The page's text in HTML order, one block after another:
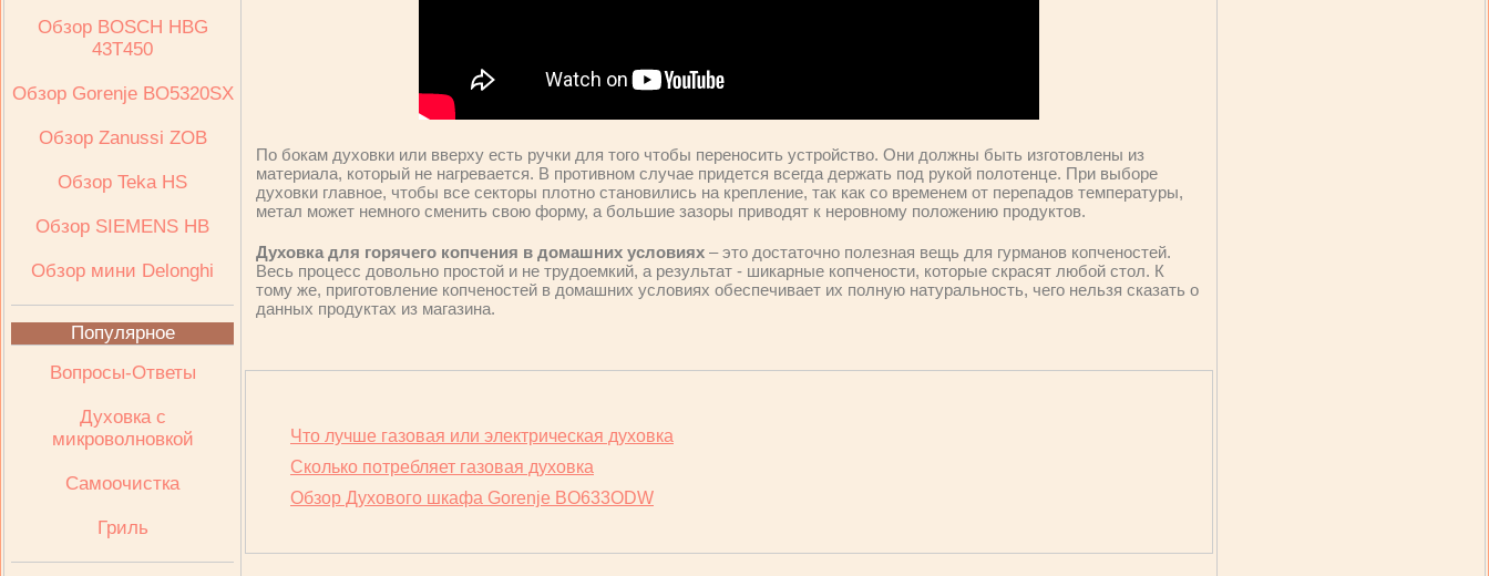
Обзор BOSCH HBG
43T450
Обзор Gorenje BO5320SX
Обзор Zanussi ZOB
Обзор Teka HS
Обзор SIEMENS HB
Обзор мини Delonghi
Популярное
Вопросы-Ответы
Духовка с
микроволновкой
Самоочистка
Гриль
По бокам духовки или вверху есть ручки для того чтобы переносить устройство. Они должны быть изготовлены из
материала, который не нагревается. В противном случае придется всегда держать под рукой полотенце. При выборе
духовки главное, чтобы все секторы плотно становились на крепление, так как со временем от перепадов температуры,
метал может немного сменить свою форму, а большие зазоры приводят к неровному положению продуктов.
Духовка для горячего копчения в домашних условиях – это достаточно полезная вещь для гурманов копченостей.
Весь процесс довольно простой и не трудоемкий, а результат - шикарные копчености, которые скрасят любой стол. К
тому же, приготовление копченостей в домашних условиях обеспечивает их полную натуральность, чего нельзя сказать о
данных продуктах из магазина.
Что лучше газовая или электрическая духовка
Сколько потребляет газовая духовка
Обзор Духового шкафа Gorenje BO633ODW